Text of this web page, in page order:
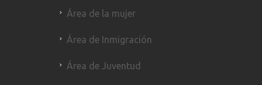
Área de la mujer
Área de Inmigración
Área de Juventud